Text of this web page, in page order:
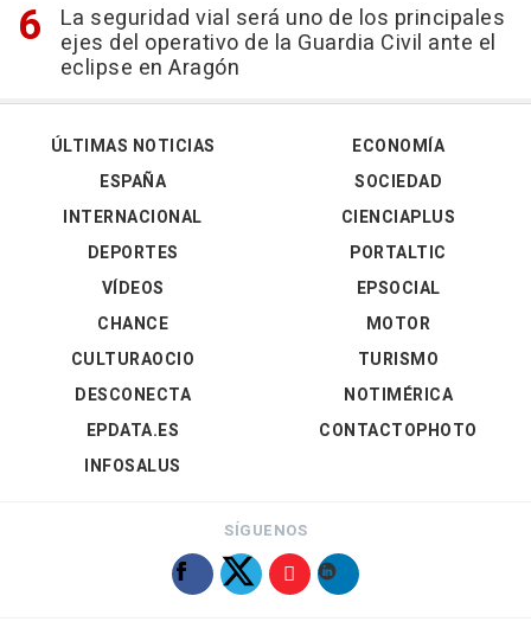
La seguridad vial será uno de los principales
ejes del operativo de la Guardia Civil ante el
eclipse en Aragón
ÚLTIMAS NOTICIAS
ESPAÑA
INTERNACIONAL
DEPORTES
VÍDEOS
ECONOMÍA
SOCIEDAD
CIENCIAPLUS
PORTALTIC
EPSOCIAL
CHANCE
CULTURAOCIO
DESCONECTA
EPDATA.ES
INFOSALUS
MOTOR
TURISMO
NOTIMÉRICA
CONTACTOPHOTO
SÍGUENOS